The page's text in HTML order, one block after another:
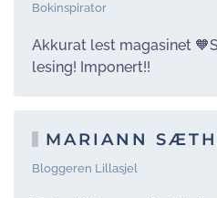
Bokinspirator
Akkurat lest magasinet
lesing! Imponert!!
MARIANN
Bloggeren Lillasjel